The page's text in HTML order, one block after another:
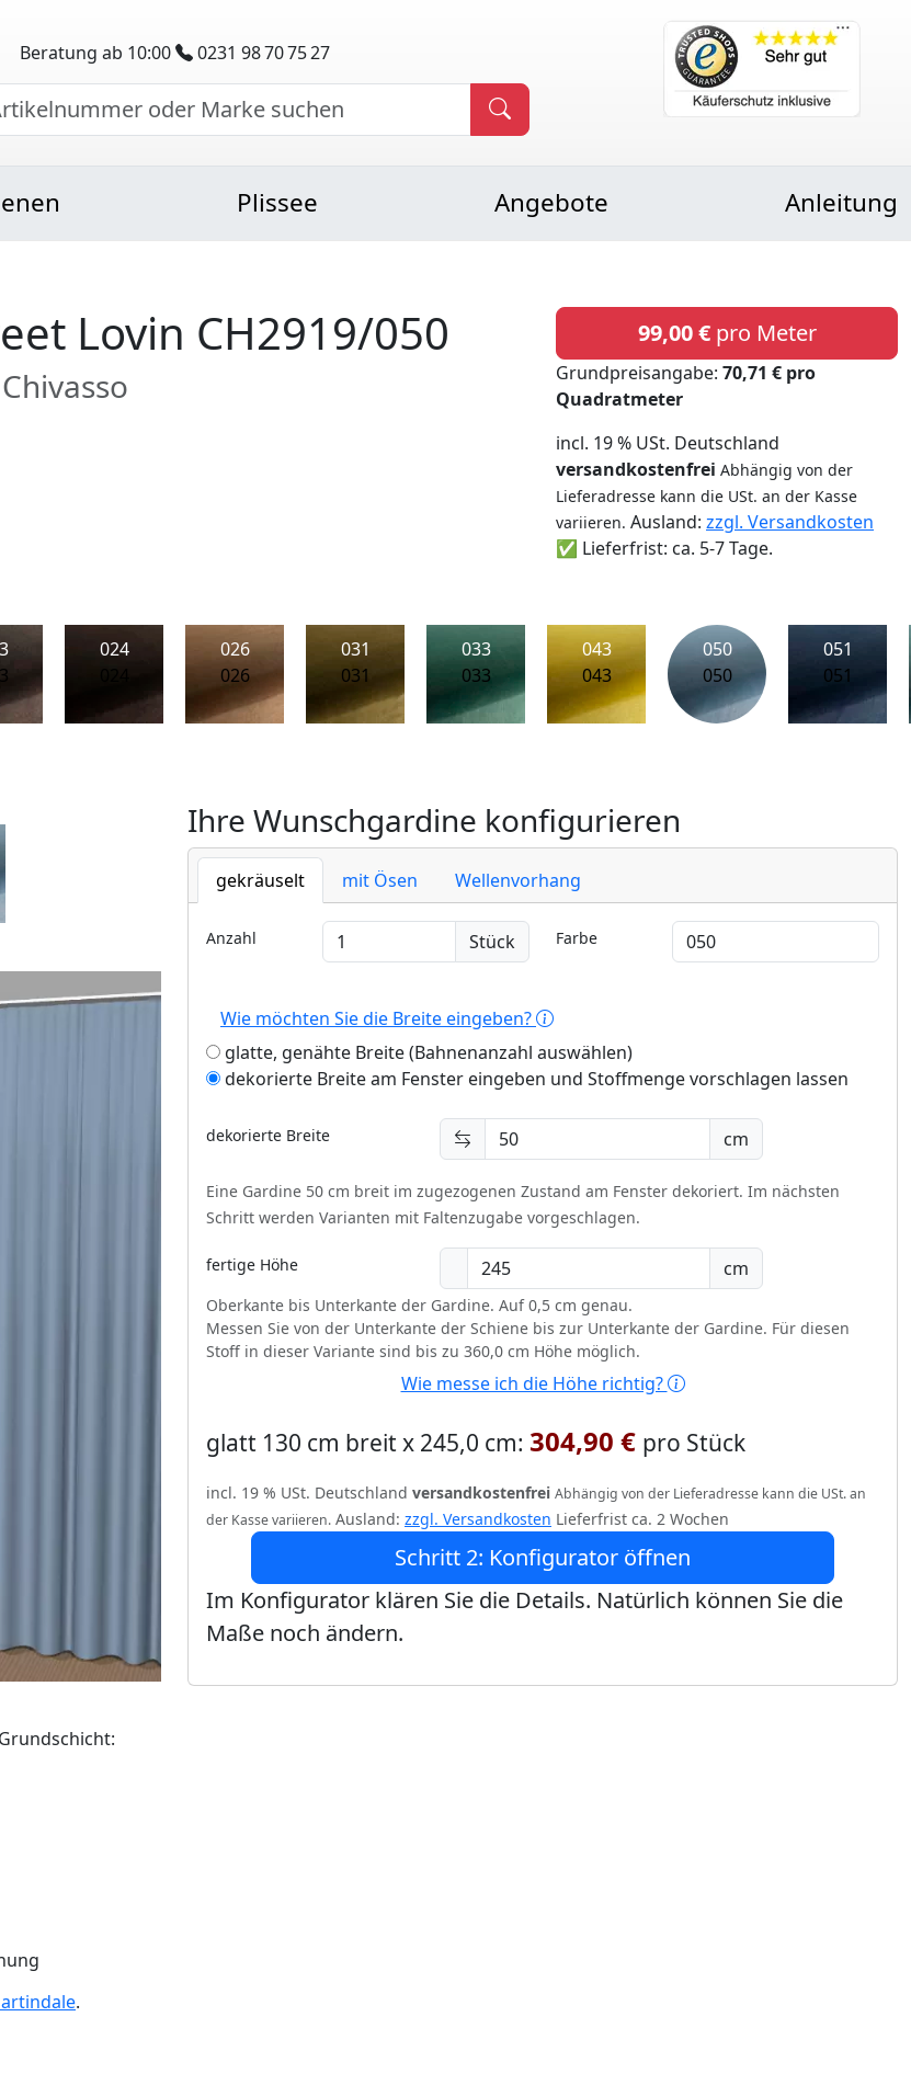
Beratung ab 10:00 0231 98 70 75 27
Plissee Angebote Anleitung
Lovin CH2919/050 99,00 €pro Meter
Grundpreisangabe: 70,71 € pro
Quadratmeter
incl. 19 % USt. Deutschland
versandkostenfrei Abhängig von der
Lieferadresse kann die USt. an der Kasse
variieren. Ausland: zzgl. Versandkosten
✅ Lieferfrist: ca. 5-7 Tage.
024
026
026
031
031
033
033
043
043
050
050
051
051
.
Ihre Wunschgardine konfigurieren
gekräuselt mit Ösen Wellenvorhang
Anzahl Stück Farbe
Wie möchten Sie die Breite eingeben?
glatte, genähte Breite (Bahnenanzahl auswählen)
dekorierte Breite am Fenster eingeben und Stoffmenge vorschlagen lassen
dekorierte Breite cm
Eine Gardine 50 cm breit im zugezogenen Zustand am Fenster dekoriert. Im nächsten
Schritt werden Varianten mit Faltenzugabe vorgeschlagen.
fertige Höhe cm
Oberkante bis Unterkante der Gardine. Auf 0,5 cm genau.
Messen Sie von der Unterkante der Schiene bis zur Unterkante der Gardine. Für diesen
Stoff in dieser Variante sind bis zu 360,0 cm Höhe möglich.
Wie messe ich die Höhe richtig?
glatt 130 cm breit x 245,0 cm: 304,90 € pro Stück
incl. 19 % USt. Deutschland versandkostenfrei Abhängig von der Lieferadresse kann die USt. an
der Kasse variieren. Ausland: zzgl. Versandkosten Lieferfrist ca. 2 Wochen
Schritt 2: Konfigurator öffnen
Im Konfigurator klären Sie die Details. Natürlich können Sie die
Maße noch ändern.